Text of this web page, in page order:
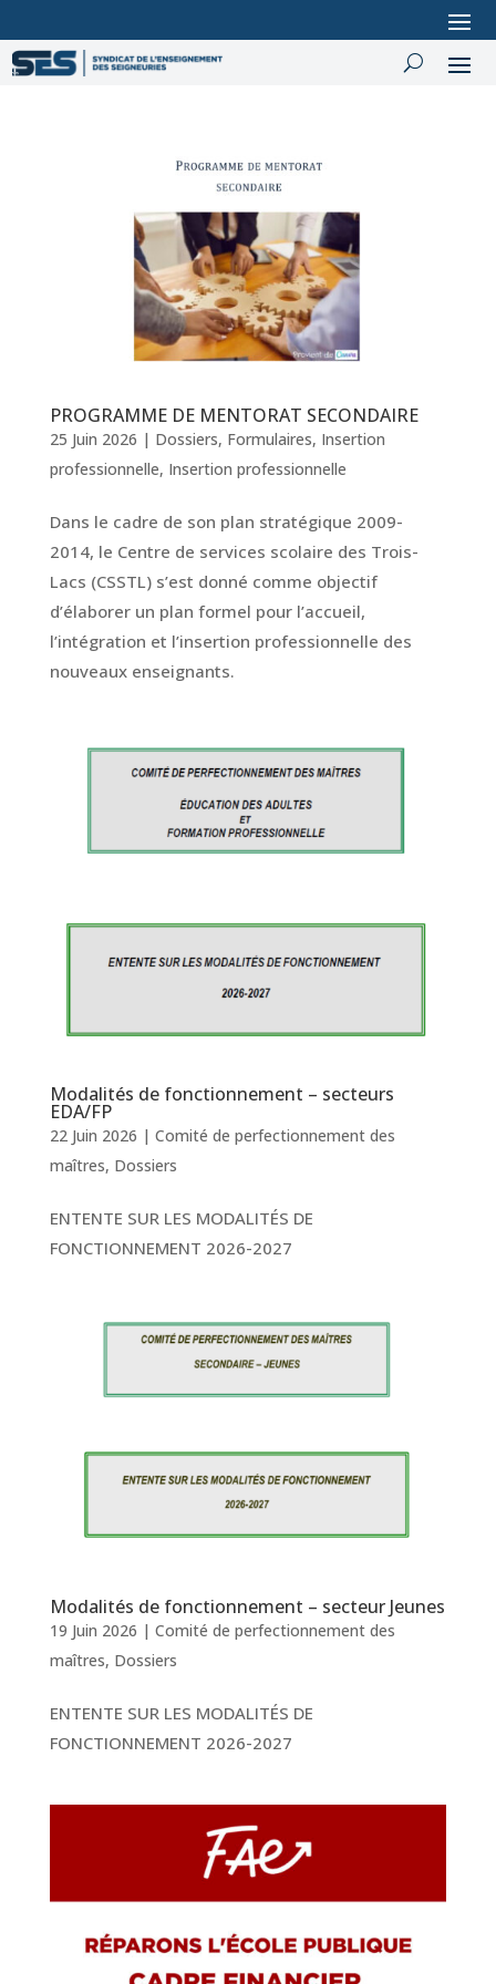
PROGRAMME DE MENTORAT SECONDAIRE
25 Juin 2026 | Dossiers, Formulaires, Insertion
professionnelle, Insertion professionnelle
Dans le cadre de son plan stratégique 2009-
2014, le Centre de services scolaire des Trois-
Lacs (CSSTL) s’est donné comme objectif
d’élaborer un plan formel pour l’accueil,
l’intégration et l’insertion professionnelle des
nouveaux enseignants.
Modalités de fonctionnement – secteurs
EDA/FP
22 Juin 2026 | Comité de perfectionnement des
maîtres, Dossiers
ENTENTE SUR LES MODALITÉS DE
FONCTIONNEMENT 2026-2027
Modalités de fonctionnement – secteur Jeunes
19 Juin 2026 | Comité de perfectionnement des
maîtres, Dossiers
ENTENTE SUR LES MODALITÉS DE
FONCTIONNEMENT 2026-2027